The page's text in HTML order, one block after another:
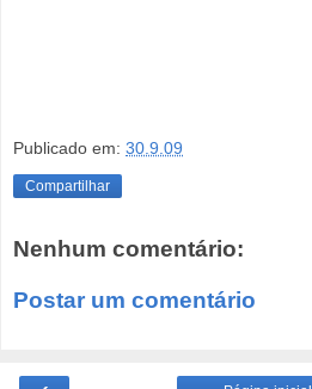
Publicado em: 30.9.09
Compartilhar
Nenhum comentário:
Postar um comentário